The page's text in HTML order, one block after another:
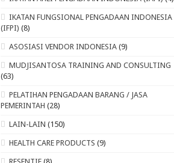
IKATAN FUNGSIONAL PENGADAAN INDONESIA
(IFPI) (8)
ASOSIASI VENDOR INDONESIA (9)
MUDJISANTOSA TRAINING AND CONSULTING
(63)
PELATIHAN PENGADAAN BARANG / JASA
PEMERINTAH (28)
LAIN-LAIN (150)
HEALTH CARE PRODUCTS (9)